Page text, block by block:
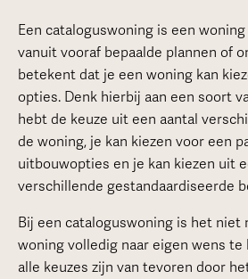
Een cataloguswoning is een
vanuit vooraf bepaalde plannen of
betekent dat je een woning kan
opties. Denk hierbij aan een soort
hebt de keuze uit een aantal
de woning, je kan kiezen voor een
uitbouwopties en je kan kiezen uit
verschillende gestandaardiseerde
Bij een cataloguswoning is het niet
woning volledig naar eigen wens te
alle keuzes zijn van tevoren door